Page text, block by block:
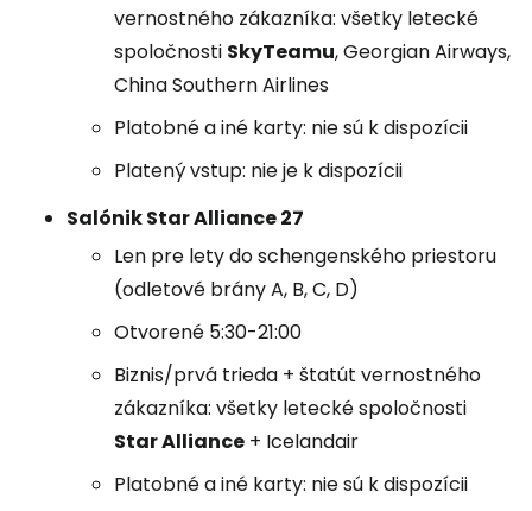
vernostného zákazníka: všetky letecké
spoločnosti SkyTeamu, Georgian Airways,
China Southern Airlines
Platobné a iné karty: nie sú k dispozícii
Platený vstup: nie je k dispozícii
Salónik Star Alliance 27
Len pre lety do schengenského priestoru
(odletové brány A, B, C, D)
Otvorené 5:30-21:00
Biznis/prvá trieda + štatút vernostného
zákazníka: všetky letecké spoločnosti
Star Alliance + Icelandair
Platobné a iné karty: nie sú k dispozícii